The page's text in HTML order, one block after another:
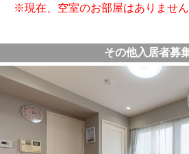
※現在、空室のお部屋はありません
その他入居者募